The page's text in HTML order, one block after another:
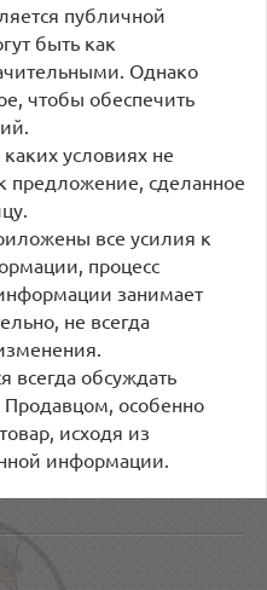
публичной
быть как
Однако
чтобы обеспечить
условиях не
предложение, сделанное
все усилия к
процесс
занимает
не всегда
всегда обсуждать
особенно
исходя из
информации.